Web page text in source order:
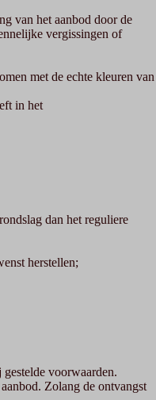
van het aanbod door de
vergissingen of
met de echte kleuren van
in het
dan het reguliere
herstellen;
voorwaarden.
Zolang de ontvangst